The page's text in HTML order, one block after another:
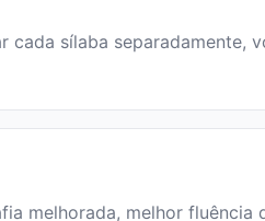
cada sílaba
melhorada, melhor fluência